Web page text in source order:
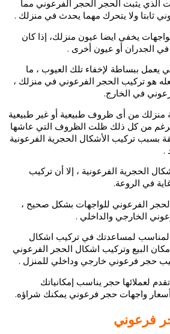
الذي يثبت الحجر الحجر الفرعوني مما
ثابتا ولا يتحرك مهما يحدث في منزلك .
يخفي ايضا عيون منزلك، إذا كان
الجدران أو عيون أخرى .
يعمل ببساطة لإخفاء تلك العيوب ، ما
هو تركيب الحجر الفرعوني في منزلك ،
في الخارج.
منزلك من أى ظروف طبيعية أو غير طبيعية
من كل ذلك ظلت الظروف التي عاشها
بسبب تركيب الأشكال الحجرية الفرعونية
.
الحجرية الفرعونية ، إلا أن تركيب
في الروعة.
الفرعوني للواجهات بشكل صحيح ،
الخارجي والداخلي .
المناسب لمساعدتك في تركيب اشكال
البيع وتركيب اشكال الحجر الفرعوني
حجر فرعوني خارجي وداخلي للمنزل .
لعملائها حجر يناسب إمكانياتك
أسعار واجهات حجر فرعوني يمكنك شراؤه.
فرعوني